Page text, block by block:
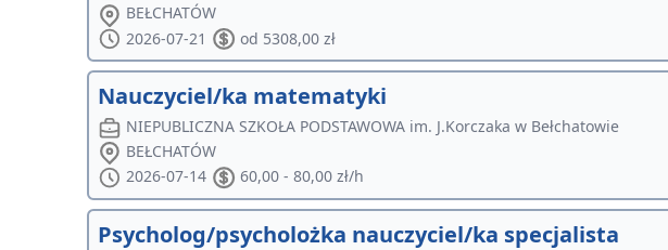
BEŁCHATÓW
2026-07-21
od 5308,00 zł
Nauczyciel/ka matematyki
NIEPUBLICZNA SZKOŁA PODSTAWOWA im. J.Korczaka w Bełchatowie
BEŁCHATÓW
2026-07-14
60,00 - 80,00 zł/h
Psycholog/psycholożka nauczyciel/ka specjalista